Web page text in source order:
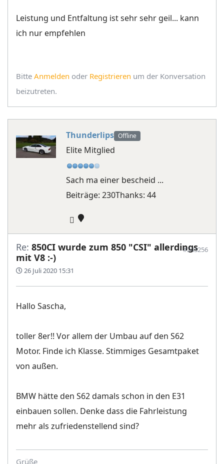
Leistung und Entfaltung ist sehr sehr geil... kann
ich nur empfehlen
Bitte Anmelden oder Registrieren um der Konversation
beizutreten.
Thunderlips Offline
Elite Mitglied
Sach ma einer bescheid ...
Beiträge: 230Thanks: 44
Re: 850CI wurde zum 850 "CSI" allerdings
mit V8 :-)
26 Juli 2020 15:31
#243256
Hallo Sascha,
toller 8er!! Vor allem der Umbau auf den S62
Motor. Finde ich Klasse. Stimmiges Gesamtpaket
von außen.
BMW hätte den S62 damals schon in den E31
einbauen sollen. Denke dass die Fahrleistung
mehr als zufriedenstellend sind?
Grüße